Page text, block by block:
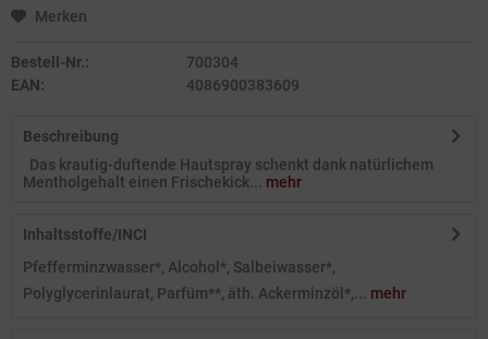
Merken
Bestell-Nr.:
700304
EAN:
4086900383609
Beschreibung
Das krautig-duftende Hautspray schenkt dank natürlichem
Mentholgehalt einen Frischekick... mehr
Inhaltsstoffe/INCI
Pfefferminzwasser*, Alcohol*, Salbeiwasser*,
Polyglycerinlaurat, Parfüm**, äth. Ackerminzöl*,... mehr